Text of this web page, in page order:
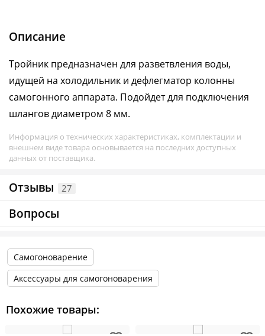
Описание
Тройник предназначен для разветвления воды,
идущей на холодильник и дефлегматор колонны
самогонного аппарата. Подойдет для подключения
шлангов диаметром 8 мм.
Информация о технических характеристиках, комплектации и
внешнем виде товара основывается на последних доступных
данных от поставщика.
Отзывы 27
Вопросы
Самогоноварение
Аксессуары для самогоноварения
Похожие товары: